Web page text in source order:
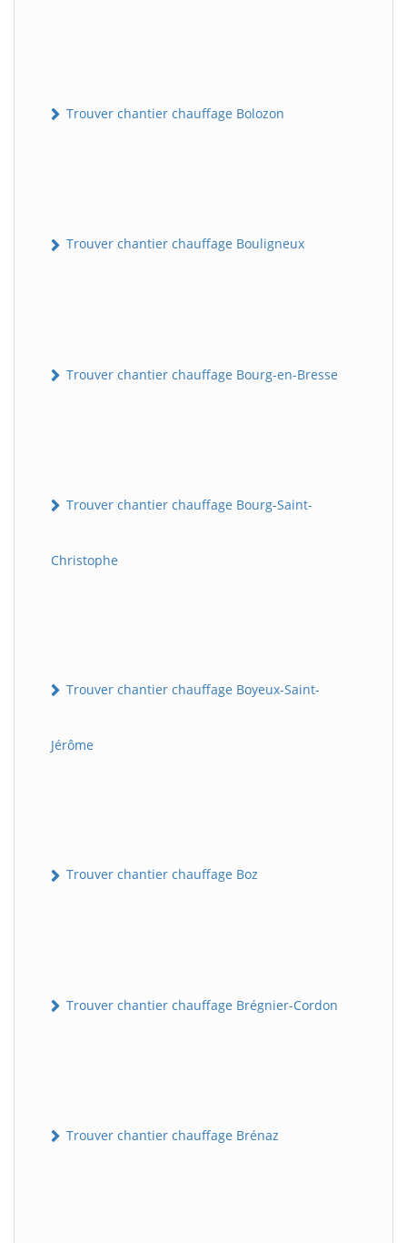
Trouver chantier chauffage Bolozon
Trouver chantier chauffage Bouligneux
Trouver chantier chauffage Bourg-en-Bresse
Trouver chantier chauffage Bourg-Saint-
Christophe
Trouver chantier chauffage Boyeux-Saint-
Jérôme
Trouver chantier chauffage Boz
Trouver chantier chauffage Brégnier-Cordon
Trouver chantier chauffage Brénaz